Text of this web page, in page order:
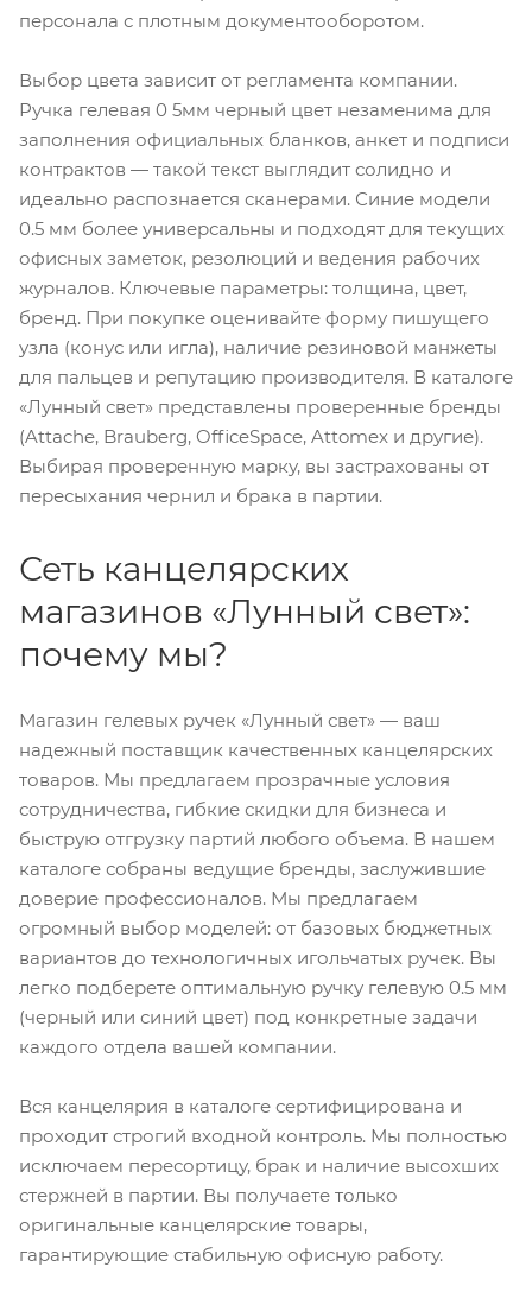
персонала с плотным документооборотом.
Выбор цвета зависит от регламента компании.
Ручка гелевая 0 5мм черный цвет незаменима для
заполнения официальных бланков, анкет и подписи
контрактов — такой текст выглядит солидно и
идеально распознается сканерами. Синие модели
0.5 мм более универсальны и подходят для текущих
офисных заметок, резолюций и ведения рабочих
журналов. Ключевые параметры: толщина, цвет,
бренд. При покупке оценивайте форму пишущего
узла (конус или игла), наличие резиновой манжеты
для пальцев и репутацию производителя. В каталоге
«Лунный свет» представлены проверенные бренды
(Attache, Brauberg, OfficeSpace, Attomex и другие).
Выбирая проверенную марку, вы застрахованы от
пересыхания чернил и брака в партии.
Сеть канцелярских
магазинов «Лунный свет»:
почему мы?
Магазин гелевых ручек «Лунный свет» — ваш
надежный поставщик качественных канцелярских
товаров. Мы предлагаем прозрачные условия
сотрудничества, гибкие скидки для бизнеса и
быструю отгрузку партий любого объема. В нашем
каталоге собраны ведущие бренды, заслужившие
доверие профессионалов. Мы предлагаем
огромный выбор моделей: от базовых бюджетных
вариантов до технологичных игольчатых ручек. Вы
легко подберете оптимальную ручку гелевую 0.5 мм
(черный или синий цвет) под конкретные задачи
каждого отдела вашей компании.
Вся канцелярия в каталоге сертифицирована и
проходит строгий входной контроль. Мы полностью
исключаем пересортицу, брак и наличие высохших
стержней в партии. Вы получаете только
оригинальные канцелярские товары,
гарантирующие стабильную офисную работу.